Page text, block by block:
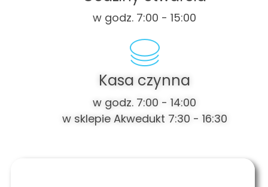
w godz. 7:00 - 15:00
Kasa czynna
w godz. 7:00 - 14:00
w sklepie Akwedukt 7:30 - 16:30